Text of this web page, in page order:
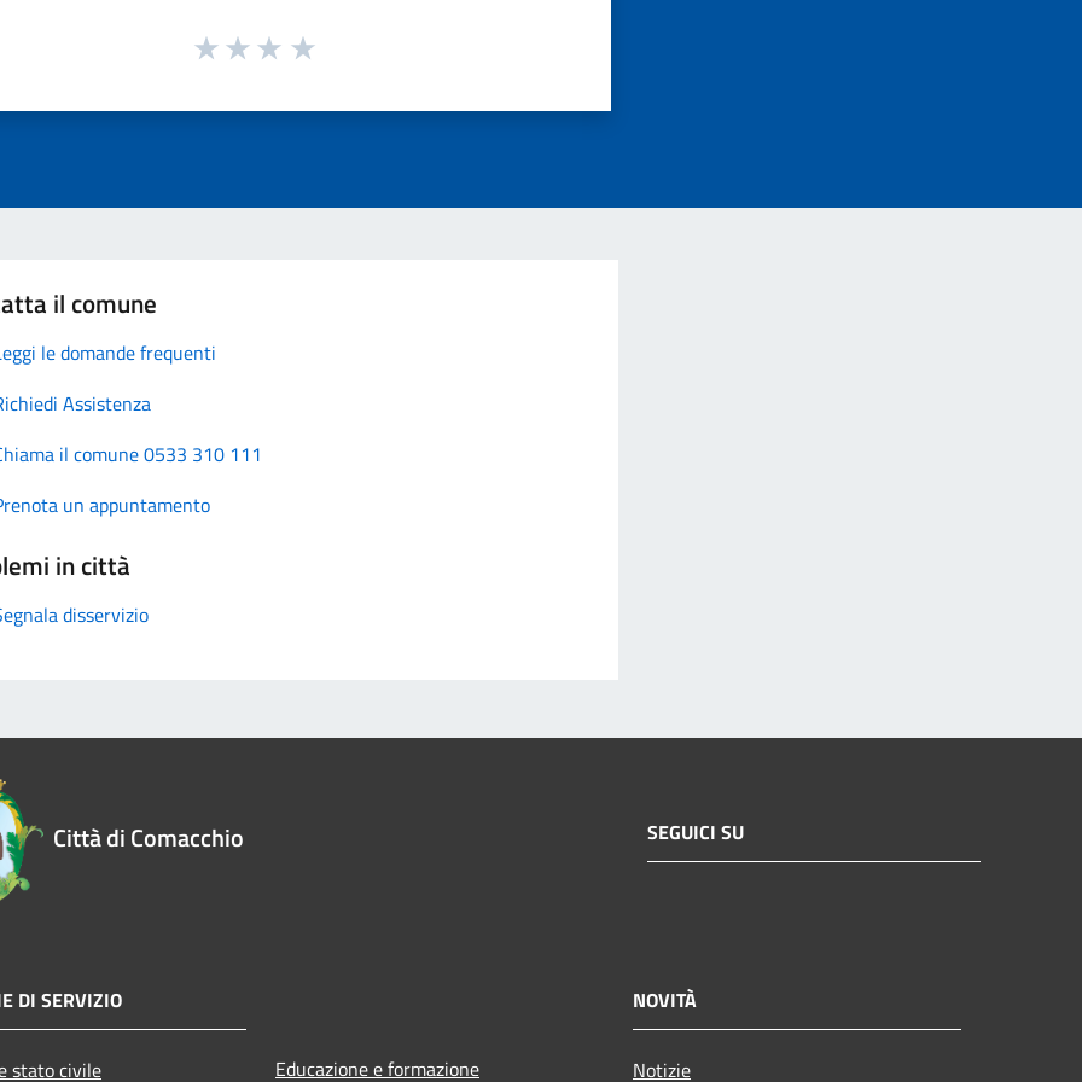
il comune
le domande frequenti
Assistenza
il comune 0533 310 111
un appuntamento
in città
disservizio
Città di Comacchio SEGUICI SU
DI SERVIZIO
stato civile Educazione e formazione
NOVITÀ
Notizie